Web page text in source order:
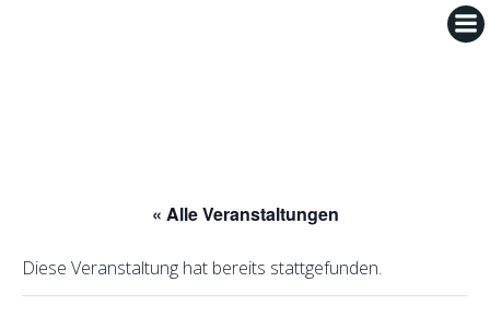
« Alle Veranstaltungen
Diese Veranstaltung hat bereits stattgefunden.